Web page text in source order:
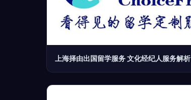
上海择由出国留学服务 文化经纪人服务解析